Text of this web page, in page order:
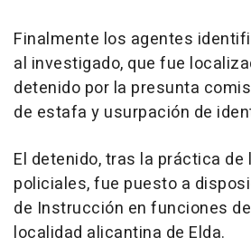
Finalmente los agentes
al investigado, que fue
detenido por la presunta
de estafa y usurpación de
El detenido, tras la práctica
policiales, fue puesto a
de Instrucción en funciones
localidad alicantina de Elda.